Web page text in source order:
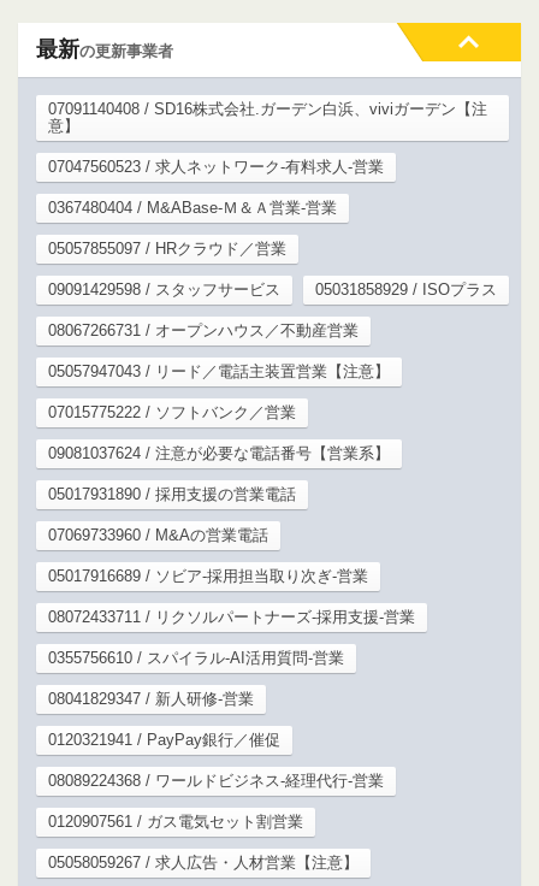
最新の更新事業者
07091140408 / SD16株式会社.ガーデン白浜、viviガーデン【注
意】
07047560523 / 求人ネットワーク-有料求人-営業
0367480404 / M&ABase-Ｍ＆Ａ営業-営業
05057855097 / HRクラウド／営業
09091429598 / スタッフサービス 05031858929 / ISOプラス
08067266731 / オープンハウス／不動産営業
05057947043 / リード／電話主装置営業【注意】
07015775222 / ソフトバンク／営業
09081037624 / 注意が必要な電話番号【営業系】
05017931890 / 採用支援の営業電話
07069733960 / M&Aの営業電話
05017916689 / ソビア-採用担当取り次ぎ-営業
08072433711 / リクソルパートナーズ-採用支援-営業
0355756610 / スパイラル-AI活用質問-営業
08041829347 / 新人研修-営業
0120321941 / PayPay銀行／催促
08089224368 / ワールドビジネス-経理代行-営業
0120907561 / ガス電気セット割営業
05058059267 / 求人広告・人材営業【注意】